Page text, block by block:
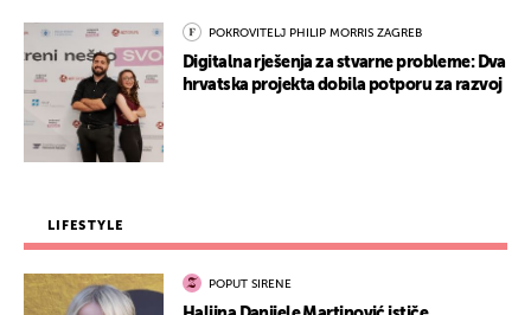
POKROVITELJ PHILIP MORRIS ZAGREB
Digitalna rješenja za stvarne probleme: Dva
hrvatska projekta dobila potporu za razvoj
LIFESTYLE
POPUT SIRENE